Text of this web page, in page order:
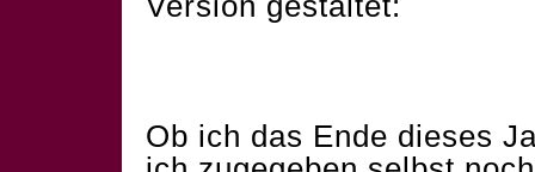
Ob ich das Ende dieses